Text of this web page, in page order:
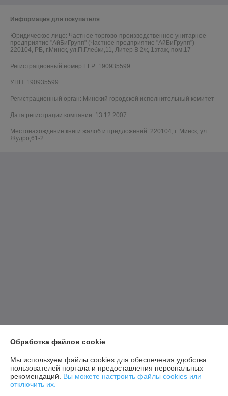
Информация для покупателя
Юридическое лицо: Частное торгово-производственное унитарное
предприятие "АйБиГрупп" (Частное предприятие "АйБиГрупп")
220104, РБ, г.Минск, ул.П.Глебки,11, Литер В 2\к, 1этаж, пом.17
Регистрационный номер ЕГР: 190935599
УНП: 190935599
Регистрационный орган: Минский городской исполнительный комитет
Дата регистрации компании: 13.12.2007
Местонахождение книги жалоб и предложений: 220104, г. Минск, ул.
Жудро,61-2
Обработка файлов cookie
Мы используем файлы cookies для обеспечения удобства
пользователей портала и предоставления персональных
рекомендаций. Вы можете настроить файлы cookies или
отключить их.